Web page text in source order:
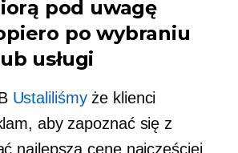
pod uwagę
po wybraniu
usługi
Ustaliliśmyże klienci
aby zapoznać się z
najlepszą cenę najczęściej